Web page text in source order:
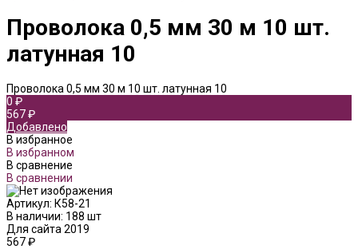
Проволока 0,5 мм 30 м 10 шт.
латунная 10
Проволока 0,5 мм 30 м 10 шт. латунная 10
0 ₽
567 ₽
Добавлено
В избранное
В избранном
В сравнение
В сравнении
Артикул: К58-21
В наличии: 188 шт
Для сайта 2019
567 ₽